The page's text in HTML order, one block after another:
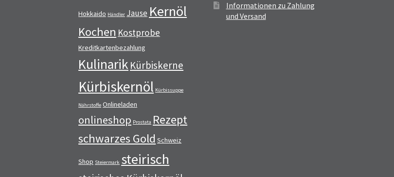
Hokkaido Händler Jause Kernöl
Kochen Kostprobe
Kreditkartenbezahlung
Kulinarik Kürbiskerne
Kürbiskernöl Kürbissuppe
Nährstoffe Onlineladen
onlineshop Prostata Rezept
schwarzes Gold Schweiz
Shop Steiermark steirisch
Informationen zu Zahlung
und Versand